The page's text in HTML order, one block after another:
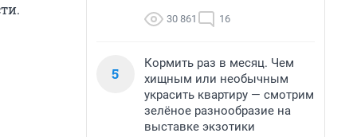
30 861 16
5
Кормить раз в месяц. Чем
хищным или необычным
украсить квартиру — смотрим
зелёное разнообразие на
выставке экзотики